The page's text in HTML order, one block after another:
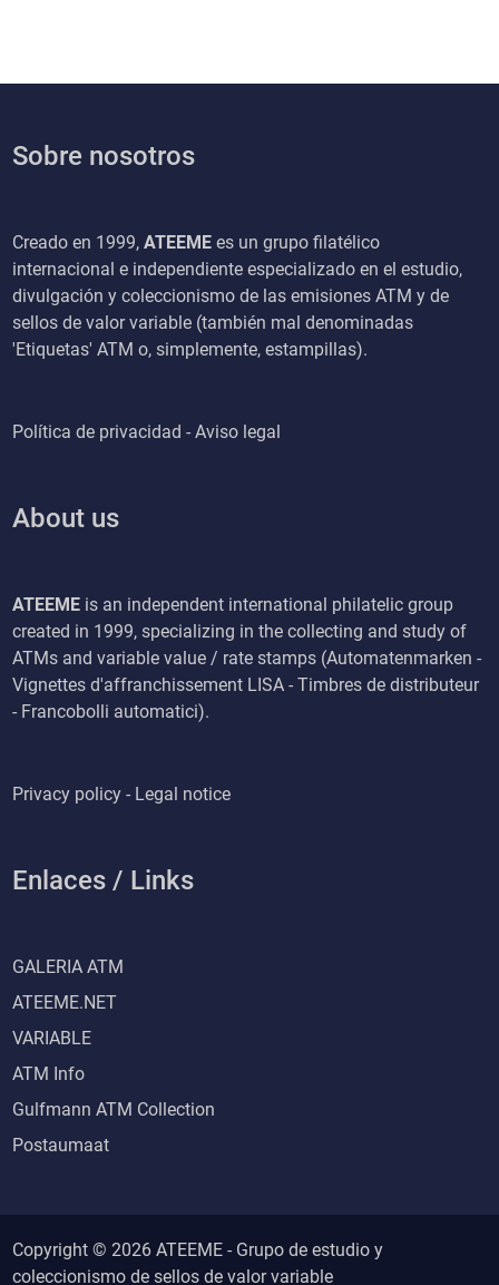
Sobre nosotros
Creado en 1999,ATEEME es un grupo filatélico
internacional e independiente especializado en el estudio,
divulgación y coleccionismo de las emisiones ATM y de
sellos de valor variable (también mal denominadas
'Etiquetas' ATM o, simplemente, estampillas).
Política de privacidad - Aviso legal
About us
ATEEME is an independent international philatelic group
created in 1999, specializing in the collecting and study of
ATMs and variable value / rate stamps (Automatenmarken -
Vignettes d'affranchissement LISA - Timbres de distributeur
- Francobolli automatici).
Privacy policy - Legal notice
Enlaces / Links
GALERIA ATM
ATEEME.NET
VARIABLE
ATM Info
Gulfmann ATM Collection
Postaumaat
Copyright © 2026 ATEEME - Grupo de estudio y
coleccionismo de sellos de valor variable